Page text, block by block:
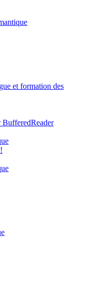
et formation des
BufferedReader